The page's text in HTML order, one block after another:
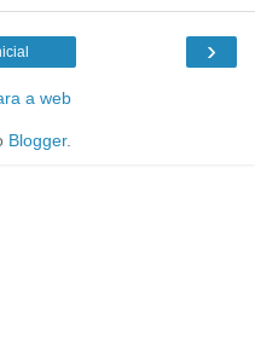
›
a web
Blogger.